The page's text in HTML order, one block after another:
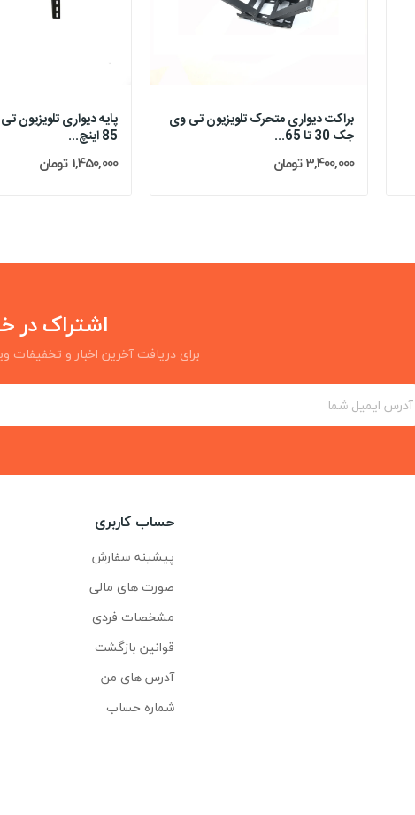
85 اینچ...
1,450,000 تومان
براکت دیواری متحرک تلویزیون تی وی
جک 30 تا 65...
3,400,000 تومان
اشتراک در
برای دریافت آخرین اخبار و تخفیفات
حساب کاربری
پیشینه سفارش
صورت های مالی
مشخصات فردی
قوانین بازگشت
آدرس های من
شماره حساب